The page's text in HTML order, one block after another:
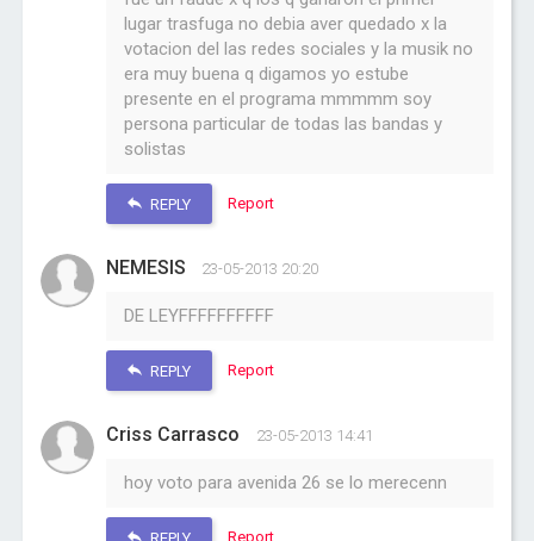
lugar trasfuga no debia aver quedado x la
votacion del las redes sociales y la musik no
era muy buena q digamos yo estube
presente en el programa mmmmm soy
persona particular de todas las bandas y
solistas
REPLY Report
NEMESIS 23-05-2013 20:20
DE LEYFFFFFFFFFF
REPLY Report
Criss Carrasco 23-05-2013 14:41
hoy voto para avenida 26 se lo merecenn
Report